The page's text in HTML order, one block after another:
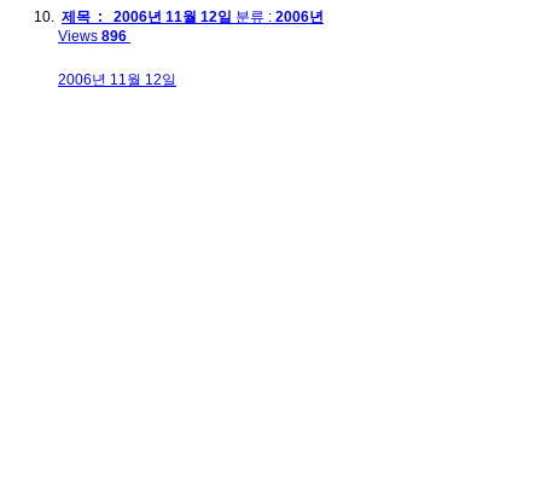
제목 : 2006년 11월 12일 분류 : 2006년
Views 896
2006년 11월 12일